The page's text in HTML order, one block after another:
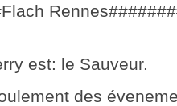
est: le Sauveur.
des